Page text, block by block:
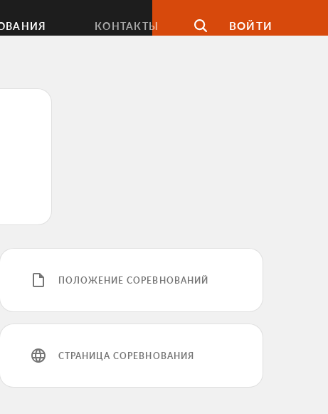
КОНТАКТЫ ВОЙТИ
ПОЛОЖЕНИЕ СОРЕВНОВАНИЙ
СТРАНИЦА СОРЕВНОВАНИЯ